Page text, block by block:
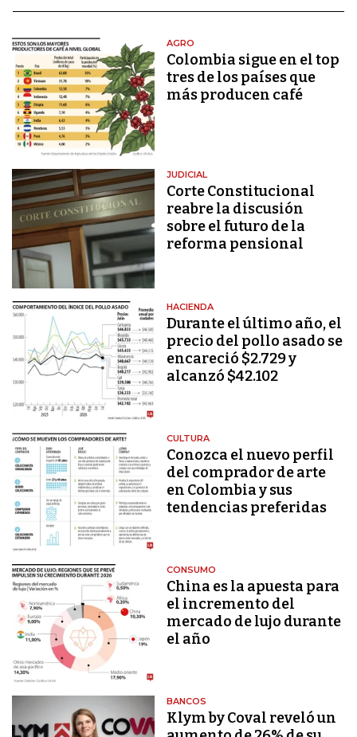
AGRO
Colombia sigue en el top
tres de los países que
más producen café
JUDICIAL
Corte Constitucional
reabre la discusión
sobre el futuro de la
reforma pensional
HACIENDA
Durante el último año, el
precio del pollo asado se
encareció $2.729 y
alcanzó $42.102
CULTURA
Conozca el nuevo perfil
del comprador de arte
en Colombia y sus
tendencias preferidas
CONSUMO
China es la apuesta para
el incremento del
mercado de lujo durante
el año
BANCOS
Klym by Coval reveló un